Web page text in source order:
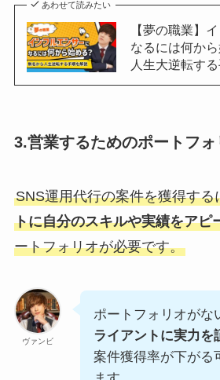
あわせて読みたい
【夢の職業】
なるには何か
人生大逆転す
3.営業するためのポートフ
SNS運用代行の案件を獲得する
トに自分のスキルや実績をアピ
ートフォリオが必要です。
ヴァンビ
ポートフォリオがな
ライアントに実力を
案件獲得率が下がる